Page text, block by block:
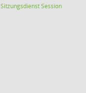
SitzungsdienstSession(Wird in